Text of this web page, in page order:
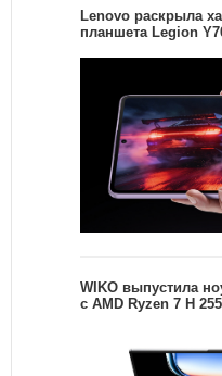
Lenovo раскрыла
планшета Legion
WIKO выпустила
с AMD Ryzen 7 H 255